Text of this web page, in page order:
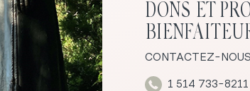
DONS ET
CONTACTEZ-NOUS
1 514 733-8211